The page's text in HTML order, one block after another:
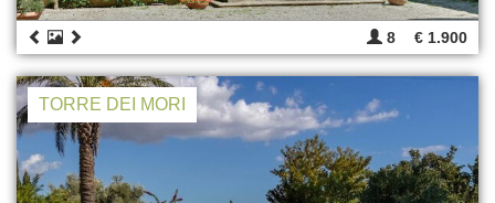
8 € 1.900
TORRE DEI MORI